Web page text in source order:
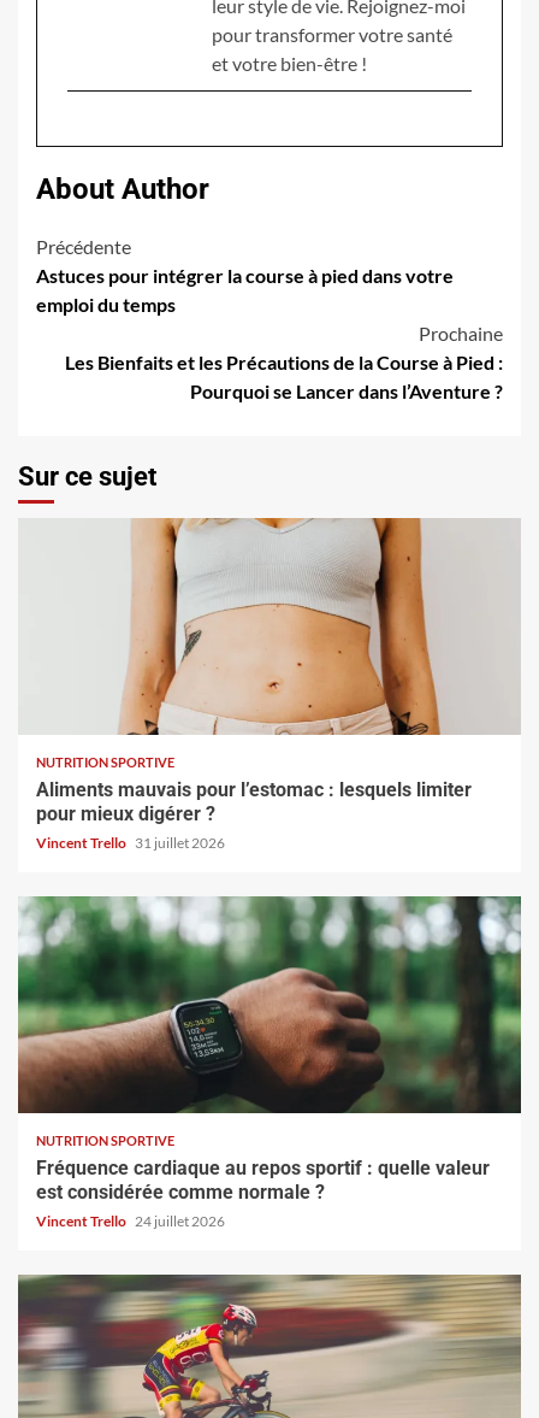
leur style de vie. Rejoignez-moi
pour transformer votre santé
et votre bien-être !
About Author
Navigation
d’article
Précédente
Astuces pour intégrer la course à pied dans votre
emploi du temps
Prochaine
Les Bienfaits et les Précautions de la Course à Pied :
Pourquoi se Lancer dans l’Aventure ?
Sur ce sujet
NUTRITION SPORTIVE
Aliments mauvais pour l’estomac : lesquels limiter
pour mieux digérer ?
Vincent Trello 31 juillet 2026
NUTRITION SPORTIVE
Fréquence cardiaque au repos sportif : quelle valeur
est considérée comme normale ?
Vincent Trello 24 juillet 2026